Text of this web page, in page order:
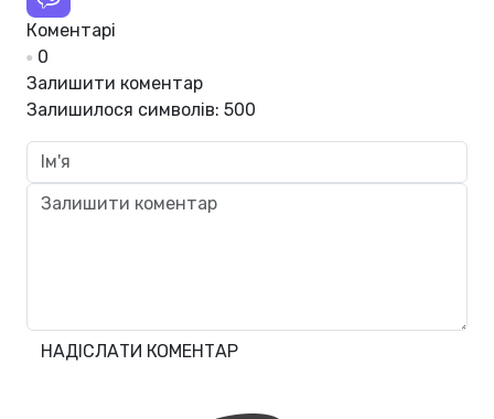
Коментарі
0
Залишити коментар
Залишилося символів: 500
НАДІСЛАТИ КОМЕНТАР